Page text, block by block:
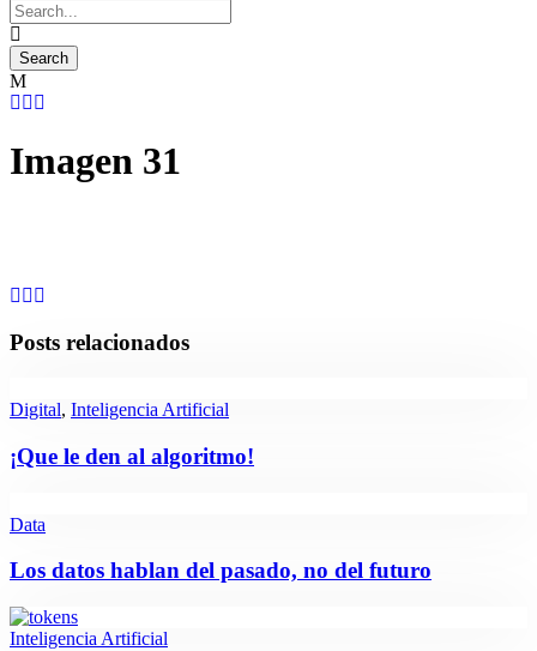
Imagen 31
Posts relacionados
Digital, Inteligencia Artificial
¡Que le den al algoritmo!
Data
Los datos hablan del pasado, no del futuro
Inteligencia Artificial